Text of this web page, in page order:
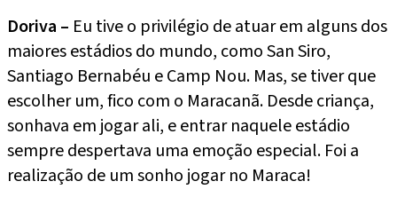
Doriva – Eu tive o privilégio de atuar em alguns dos
maiores estádios do mundo, como San Siro,
Santiago Bernabéu e Camp Nou. Mas, se tiver que
escolher um, fico com o Maracanã. Desde criança,
sonhava em jogar ali, e entrar naquele estádio
sempre despertava uma emoção especial. Foi a
realização de um sonho jogar no Maraca!